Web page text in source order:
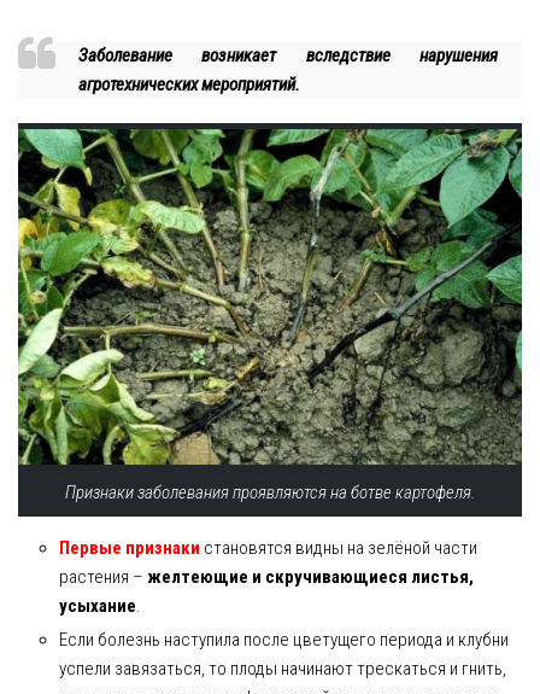
Заболевание возникает вследствие нарушения
агротехнических мероприятий.
Признаки заболевания проявляются на ботве картофеля.
Первые признаки становятся видны на зелёной части
растения – желтеющие и скручивающиеся листья,
усыхание.
Если болезнь наступила после цветущего периода и клубни
успели завязаться, то плоды начинают трескаться и гнить,